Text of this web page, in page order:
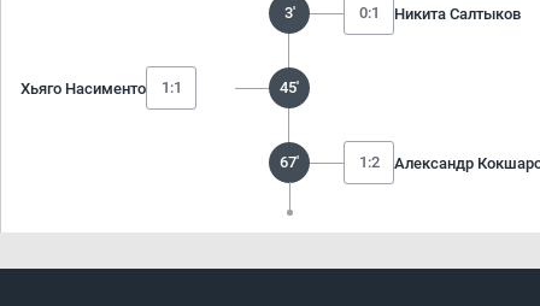
3' 0:1 Никита Салтыков
Хьяго Насименто 1:1 45'
67' 1:2 Александр